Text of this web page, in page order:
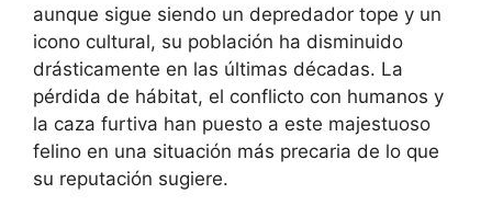
aunque sigue siendo un depredador tope y un
icono cultural, su población ha disminuido
drásticamente en las últimas décadas. La
pérdida de hábitat, el conflicto con humanos y
la caza furtiva han puesto a este majestuoso
felino en una situación más precaria de lo que
su reputación sugiere.